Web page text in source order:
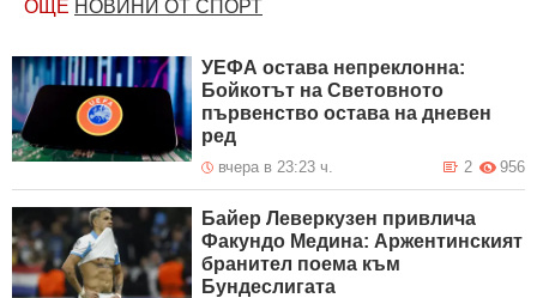
ОЩЕ НОВИНИ ОТ СПОРТ
УЕФА остава непреклонна:
Бойкотът на Световното
първенство остава на дневен
ред
вчера в 23:23 ч. 956
2
Байер Леверкузен привлича
Факундо Медина: Аржентинският
бранител поема към
Бундеслигата